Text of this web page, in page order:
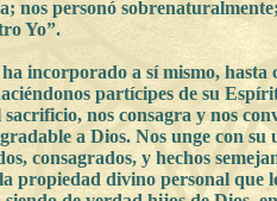
nos personó
Yo”.
incorporado a sí mismo, hasta
partícipes de su
nos consagra y nos
a Dios. Nos unge con su
consagrados, y hechos
propiedad divino personal que